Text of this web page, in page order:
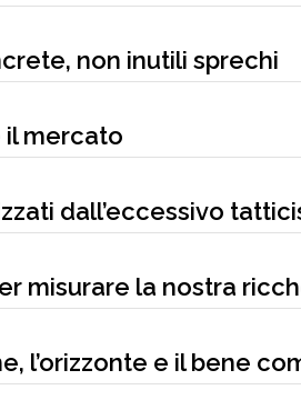
non inutili sprechi
il mercato
dall’eccessivo
misurare la nostra
l’orizzonte e il bene